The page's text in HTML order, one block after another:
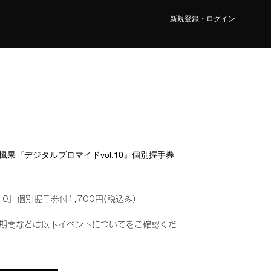
新規登録・ログイン
果『デジタルブロマイドvol.10』個別握手券
』個別握手券付1,700円(税込み)
間などは以下イベントについてをご確認くだ